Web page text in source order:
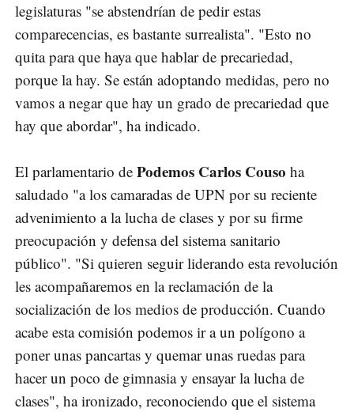
legislaturas "se abstendrían de pedir estas
comparecencias, es bastante surrealista". "Esto no
quita para que haya que hablar de precariedad,
porque la hay. Se están adoptando medidas, pero no
vamos a negar que hay un grado de precariedad que
hay que abordar", ha indicado.
El parlamentario de Podemos Carlos Couso ha
saludado "a los camaradas de UPN por su reciente
advenimiento a la lucha de clases y por su firme
preocupación y defensa del sistema sanitario
público". "Si quieren seguir liderando esta revolución
les acompañaremos en la reclamación de la
socialización de los medios de producción. Cuando
acabe esta comisión podemos ir a un polígono a
poner unas pancartas y quemar unas ruedas para
hacer un poco de gimnasia y ensayar la lucha de
clases", ha ironizado, reconociendo que el sistema